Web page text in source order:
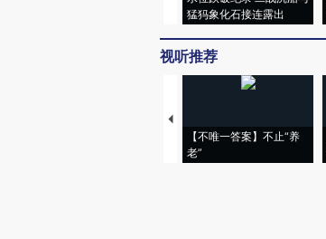
猛犸象化石接连露出
视听推荐
【不唯一答案】不止“养
老”